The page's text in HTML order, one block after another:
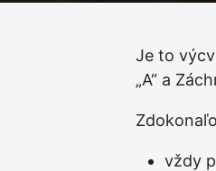
Je to
„A“ a
vždy